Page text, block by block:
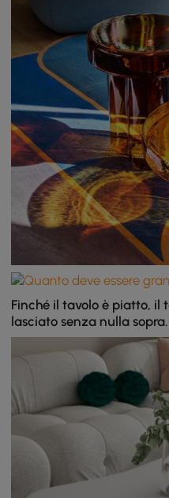
Finché il tavolo è piatto, il
lasciato senza nulla sopra.